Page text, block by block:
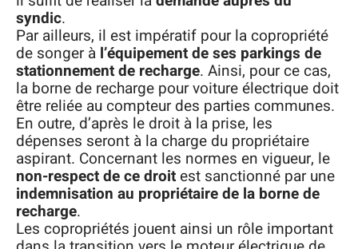
syndic.
Par ailleurs, il est impératif pour la copropriété
de songer à l’équipement de ses parkings de
stationnement de recharge. Ainsi, pour ce cas,
la borne de recharge pour voiture électrique doit
être reliée au compteur des parties communes.
En outre, d’après le droit à la prise, les
dépenses seront à la charge du propriétaire
aspirant. Concernant les normes en vigueur, le
non-respect de ce droitest sanctionné par une
indemnisation au propriétaire de la borne de
recharge.
Les copropriétés jouent ainsi un rôle important